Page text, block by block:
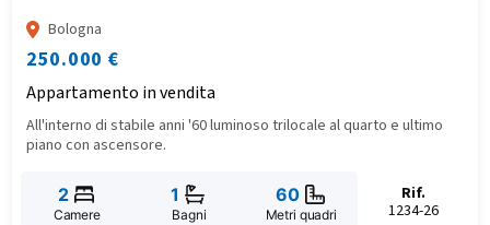
Bologna
250.000 €
Appartamento in vendita
All'interno di stabile anni '60 luminoso trilocale al quarto e ultimo
piano con ascensore.
2
Camere
1
Bagni
60
Metri quadri
Rif.
1234-26